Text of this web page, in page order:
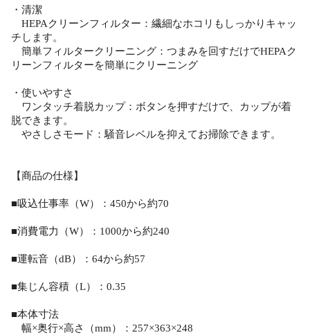
・清潔
HEPAクリーンフィルター：繊細なホコリもしっかりキャッ
チします。
簡単フィルタークリーニング：つまみを回すだけでHEPAク
リーンフィルターを簡単にクリーニング
・使いやすさ
ワンタッチ着脱カップ：ボタンを押すだけで、カップが着
脱できます。
やさしさモード：騒音レベルを抑えてお掃除できます。
【商品の仕様】
■吸込仕事率（W）：450から約70
■消費電力（W）：1000から約240
■運転音（dB）：64から約57
■集じん容積（L）：0.35
■本体寸法
幅×奥行×高さ（mm）：257×363×248